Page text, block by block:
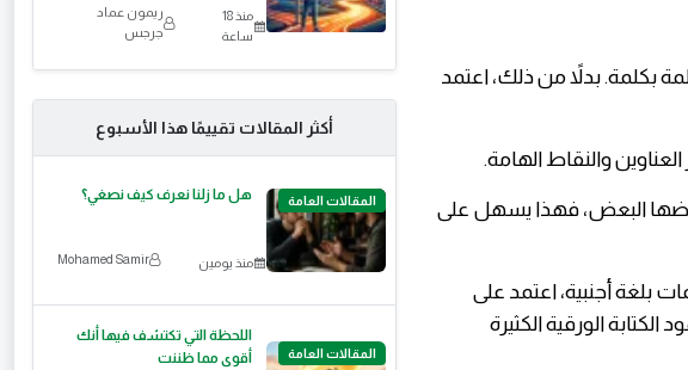
بكلمة. بدلاً من ذلك، اعتمد
والنقاط الهامة.
البعض، فهذا يسهل على
بلغة أجنبية، اعتمد على
الورقية الكثيرة
منذ 18
ساعة
ريمون عماد
جرجس
أكثر المقالات تقييمًا هذا الأسبوع
المقالات العامة هل ما زلنا نعرف كيف نصغي؟
منذ يومين Mohamed Samir
المقالات العامة
اللحظة التي تكتشف فيها أنك
أقوى مما ظننت